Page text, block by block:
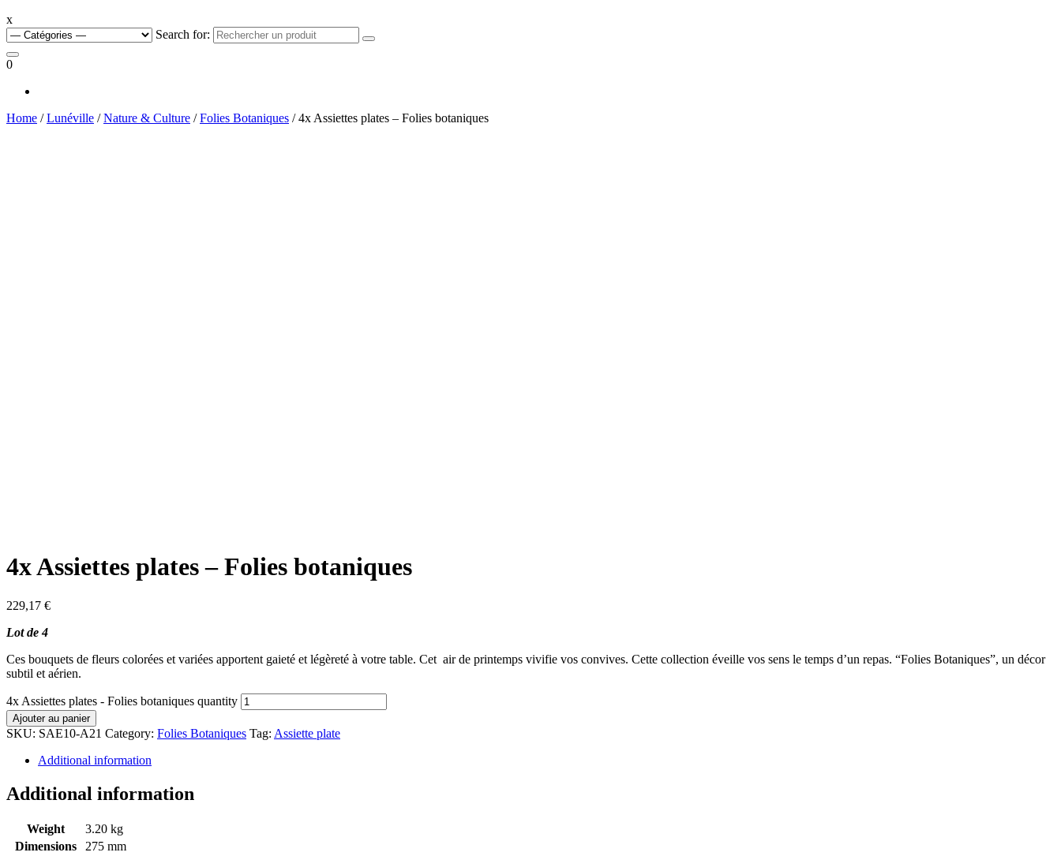
x
Search for:
0
Home /Lunéville /Nature & Culture /Folies Botaniques / 4x Assiettes plates – Folies botaniques
4x Assiettes plates – Folies botaniques
229,17 €
Lot de 4
Ces bouquets de fleurs colorées et variées apportent gaieté et légèreté à votre table. Cet air de printemps vivifie vos convives. Cette collection éveille vos sens le temps d’un repas. “Folies Botaniques”, un décor
subtil et aérien.
4x Assiettes plates - Folies botaniques quantity
Ajouter au panier
SKU: SAE10-A21 Category: Folies Botaniques Tag: Assiette plate
Additional information
Additional information
Weight
3.20 kg
Dimensions
275 mm